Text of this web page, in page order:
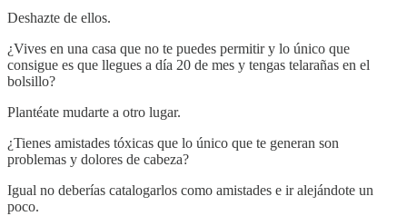
Deshazte de ellos.
¿Vives en una casa que no te puedes permitir y lo único que
consigue es que llegues a día 20 de mes y tengas telarañas en el
bolsillo?
Plantéate mudarte a otro lugar.
¿Tienes amistades tóxicas que lo único que te generan son
problemas y dolores de cabeza?
Igual no deberías catalogarlos como amistades e ir alejándote un
poco.